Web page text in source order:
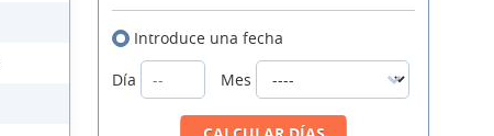
Introduce una fecha
Día
Mes